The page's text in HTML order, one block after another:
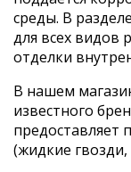
среды. В
для всех видов
отделки
В нашем
известного
предоставляет
(жидкие